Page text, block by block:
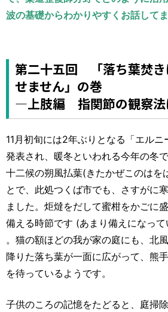
波の基礎からわかりやすくお話してま
第二十五回 「落ち葉焚き
せません」の巻
―上肢編 指関節の観察
11月初旬には2年ぶりとなる「エル
発表され、暖冬といわれる今年の冬
十二候の朔風払葉(きたかぜこのはを
とで、此処つくば市でも、さすがに
ました。炬燵をだして蜜柑をかごに
備える時節です (あまり備えになっ
。猫の額ほどの我が家の庭にも、北
降りた落ち葉が一面に広がって、熊
を待っているようです。
子供のころの記憶をたどると、庭掃